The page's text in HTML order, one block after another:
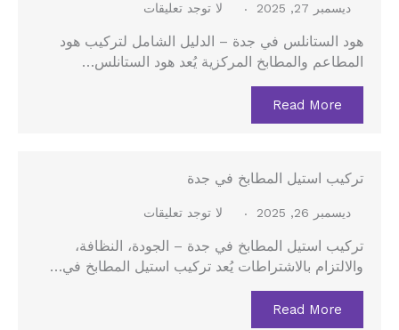
ديسمبر 27, 2025 لا توجد تعليقات
هود الستانلس في جدة – الدليل الشامل لتركيب هود
المطاعم والمطابخ المركزية يُعد هود الستانلس…
Read More
تركيب استيل المطابخ في جدة
ديسمبر 26, 2025 لا توجد تعليقات
تركيب استيل المطابخ في جدة – الجودة، النظافة،
والالتزام بالاشتراطات يُعد تركيب استيل المطابخ في…
Read More